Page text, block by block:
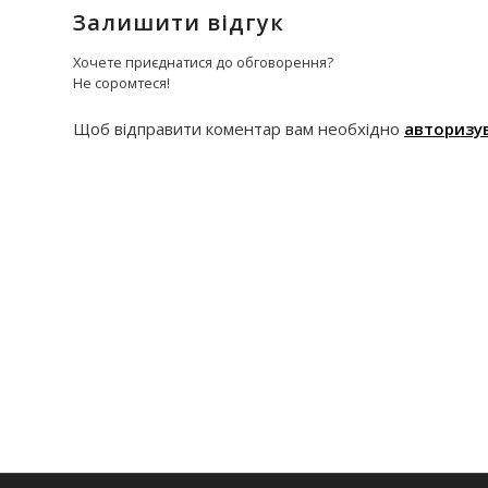
Залишити відгук
Хочете приєднатися до обговорення?
Не соромтеся!
Щоб відправити коментар вам необхідно